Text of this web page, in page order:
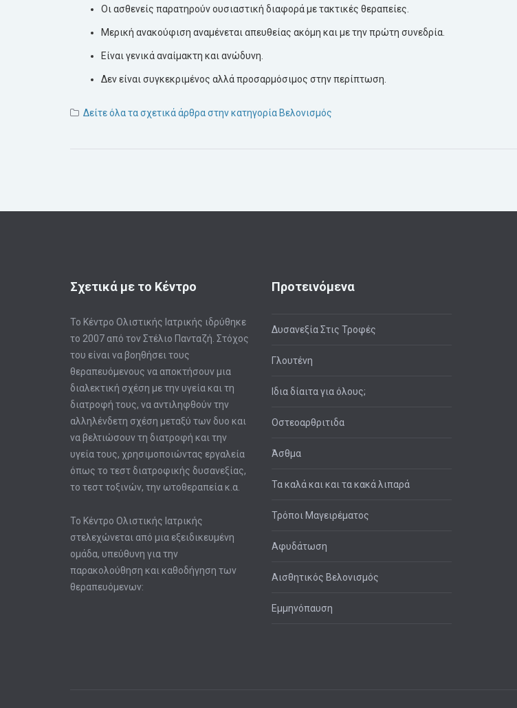
Οι ασθενείς παρατηρούν ουσιαστική διαφορά με τακτικές θεραπείες.
Μερική ανακούφιση αναμένεται απευθείας ακόμη και με την πρώτη συνεδρία.
Είναι γενικά αναίμακτη και ανώδυνη.
Δεν είναι συγκεκριμένος αλλά προσαρμόσιμος στην περίπτωση.
Δείτε όλα τα σχετικά άρθρα στην κατηγορία Βελονισμός
Σχετικά με το Κέντρο
Το Κέντρο Ολιστικής Ιατρικής ιδρύθηκε
το 2007 από τον Στέλιο Πανταζή. Στόχος
του είναι να βοηθήσει τους
θεραπευόμενους να αποκτήσουν μια
διαλεκτική σχέση με την υγεία και τη
διατροφή τους, να αντιληφθούν την
αλληλένδετη σχέση μεταξύ των δυο και
να βελτιώσουν τη διατροφή και την
υγεία τους, χρησιμοποιώντας εργαλεία
όπως το τεστ διατροφικής δυσανεξίας,
το τεστ τοξινών, την ωτοθεραπεία κ.α.
Το Κέντρο Ολιστικής Ιατρικής
στελεχώνεται από μια εξειδικευμένη
ομάδα, υπεύθυνη για την
παρακολούθηση και καθοδήγηση των
θεραπευόμενων:
Προτεινόμενα
Δυσανεξία Στις Τροφές
Γλουτένη
Ιδια δίαιτα για όλους;
Οστεοαρθριτιδα
Άσθμα
Τα καλά και και τα κακά λιπαρά
Τρόποι Μαγειρέματος
Αφυδάτωση
Αισθητικός Βελονισμός
Εμμηνόπαυση